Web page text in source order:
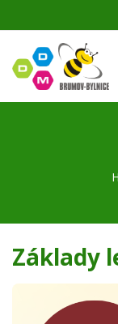
Základy